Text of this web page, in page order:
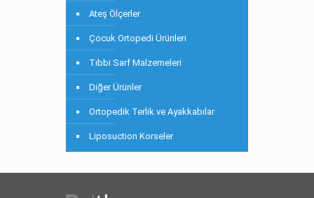
Ateş Ölçerler
Çocuk Ortopedi Ürünleri
Tıbbi Sarf Malzemeleri
Diğer Ürünler
Ortopedik Terlik ve Ayakkabılar
Liposuction Korseler